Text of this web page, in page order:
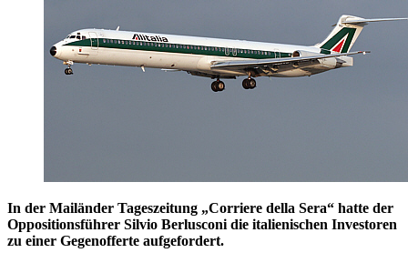
In der Mailänder Tageszeitung „Corriere della Sera“ hatte der
Oppositionsführer Silvio Berlusconi die italienischen Investoren
zu einer Gegenofferte aufgefordert.